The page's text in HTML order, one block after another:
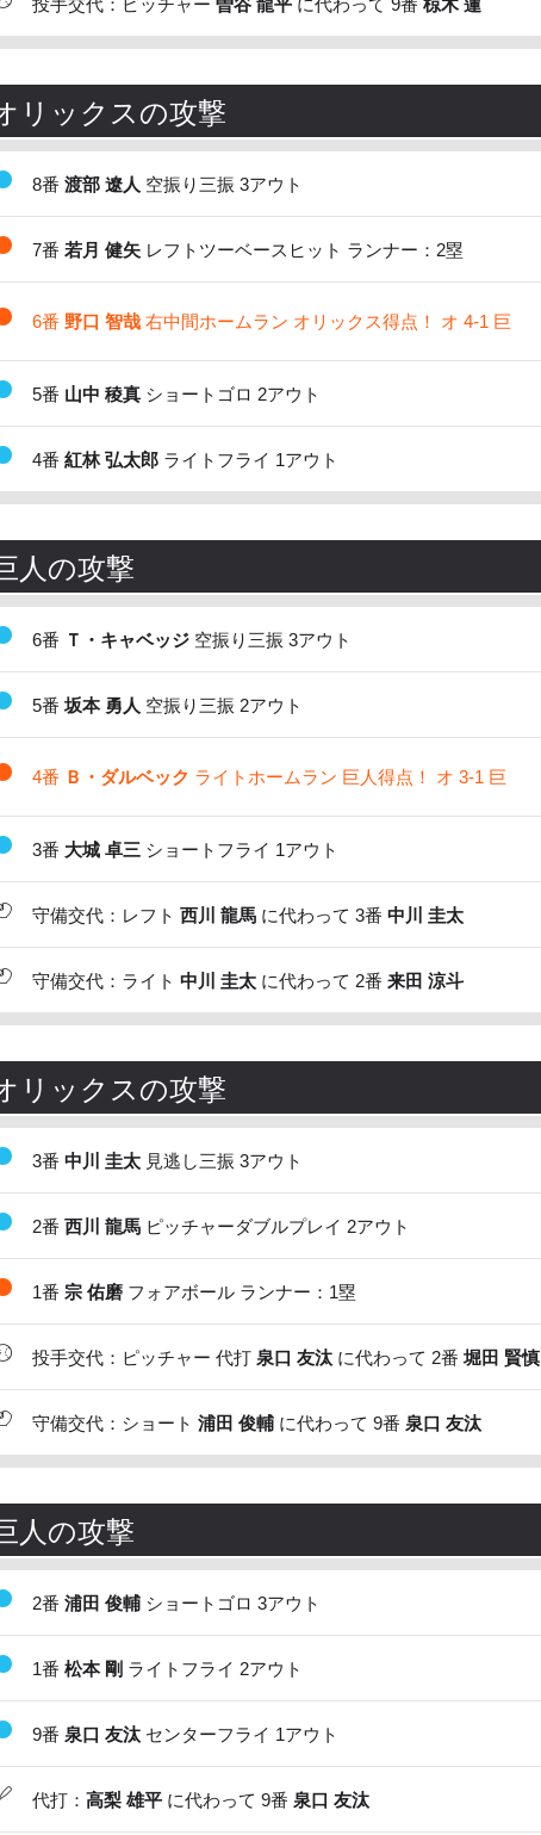
投手交代：ピッチャー 曽谷 龍平 に代わって 9番 椋木 蓮
リックスの攻撃
8番 渡部 遼人 空振り三振 3アウト
7番 若月 健矢 レフトツーベースヒット ランナー：2塁
6番 野口 智哉 右中間ホームラン オリックス得点！ オ 4-1 巨
5番 山中 稜真 ショートゴロ 2アウト
4番 紅林 弘太郎 ライトフライ 1アウト
人の攻撃
6番 Ｔ・キャベッジ 空振り三振 3アウト
5番坂本 勇人 空振り三振 2アウト
4番 Ｂ・ダルベック ライトホームラン 巨人得点！ オ 3-1 巨
3番 大城 卓三 ショートフライ 1アウト
守備交代：レフト 西川 龍馬 に代わって 3番 中川 圭太
守備交代：ライト 中川 圭太 に代わって 2番 来田 涼斗
リックスの攻撃
3番 中川 圭太 見逃し三振 3アウト
2番 西川 龍馬 ピッチャーダブルプレイ 2アウト
1番 宗 佑磨 フォアボール ランナー：1塁
投手交代：ピッチャー 代打 泉口 友汰 に代わって 2番堀田 賢慎
守備交代：ショート 浦田 俊輔 に代わって 9番 泉口 友汰
人の攻撃
2番 浦田 俊輔 ショートゴロ 3アウト
1番 松本 剛 ライトフライ 2アウト
9番 泉口 友汰 センターフライ 1アウト
代打： 高梨 雄平 に代わって 9番 泉口 友汰